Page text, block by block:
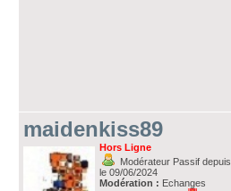
maidenkiss89
Hors Ligne
Modérateur Passif depuis
le 09/06/2024
Modération : Echanges